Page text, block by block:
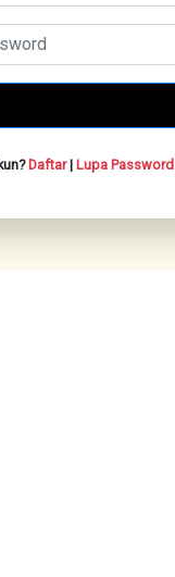
Daftar| Lupa Password